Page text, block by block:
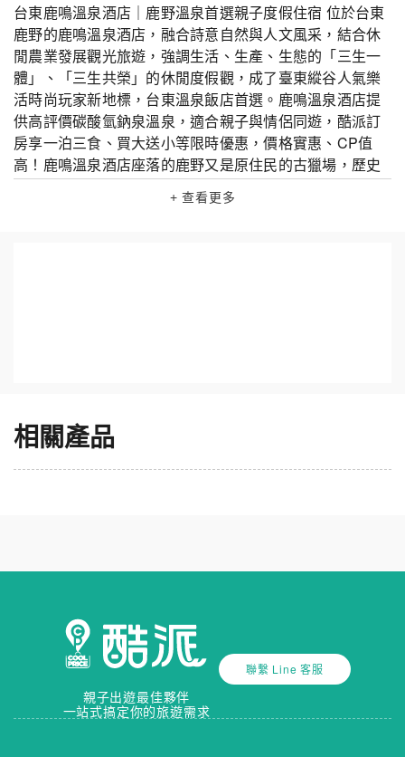
台東鹿鳴溫泉酒店｜鹿野溫泉首選親子度假住宿 位於台東
鹿野的鹿鳴溫泉酒店，融合詩意自然與人文風采，結合休
閒農業發展觀光旅遊，強調生活、生產、生態的「三生一
體」、「三生共榮」的休閒度假觀，成了臺東縱谷人氣樂
活時尚玩家新地標，台東溫泉飯店首選。鹿鳴溫泉酒店提
供高評價碳酸氫鈉泉溫泉，適合親子與情侶同遊，酷派訂
房享一泊三食、買大送小等限時優惠，價格實惠、CP值
高！鹿鳴溫泉酒店座落的鹿野又是原住民的古獵場，歷史
上曾經真真實實有過鹿鳴於野的場景，酒店取名「鹿鳴」
讓歷史和文學得以在此相會，也代表我們的誠意與熱忱。
屬鹿春一泊二食專案，兒童免費入住，買大送小超划算！
附近景點美食推薦｜鹿野高台、熱氣球嘉年華玩不完 酒店
鄰近鹿野高台、鹿野龍田自行車道及初鹿牧場，熱門的台
所謂極簡奢華主義。具有南洋色調的建築風貌，無論內外
池，房間內獨享泡湯之樂，觀山、雲變幻，聽鳥雀私語，
予人悠閒安逸的幸福感。 交通便利好抵達｜鹿鳴酒店地址
與接送服務一應俱全 鹿鳴酒店地址臺東縣鹿野鄉中華路一
段200號，距離鹿野火車站僅6公里。提供機場接送、免費
停車與接駁服務，另有租車、計程車叫車等服務。從酷派
+ 查看更多
相關產品
親子出遊最佳夥伴
一站式搞定你的旅遊需求
聯繫 Line 客服